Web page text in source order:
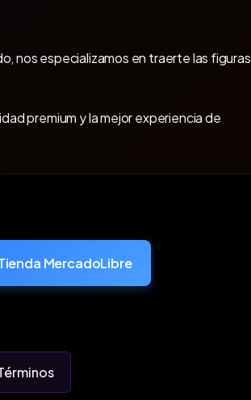
nos especializamos en traerte las figuras
premium y la mejor experiencia de
MercadoLibre